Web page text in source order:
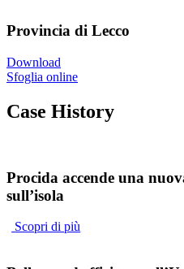
Provincia di Lecco
Download
Sfoglia online
Case History
Procida accende una
sull’isola
Scopri di più